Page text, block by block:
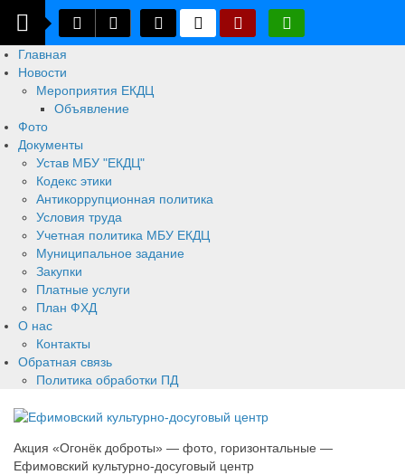
Главная
Новости
Мероприятия ЕКДЦ
Объявление
Фото
Документы
Устав МБУ "ЕКДЦ"
Кодекс этики
Антикоррупционная политика
Условия труда
Учетная политика МБУ ЕКДЦ
Муниципальное задание
Закупки
Платные услуги
План ФХД
О нас
Контакты
Обратная связь
Политика обработки ПД
Акция «Огонёк доброты» — фото, горизонтальные —
Ефимовский культурно-досуговый центр